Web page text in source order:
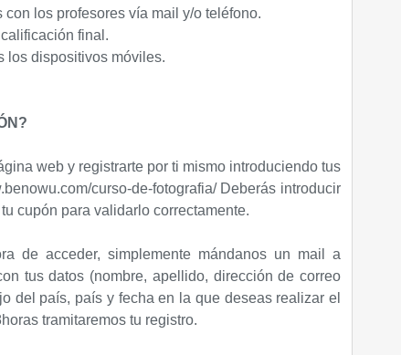
los profesores vía mail y/o teléfono.
final.
los dispositivos móviles.
web y registrarte por ti mismo introduciendo tus
curso-de-fotografia/Deberás introducir
cupón para validarlo correctamente.
de acceder, simplemente mándanos un mail a
tus datos (nombre, apellido, dirección de correo
del país, país y fecha en la que deseas realizar el
tramitaremos tu registro.